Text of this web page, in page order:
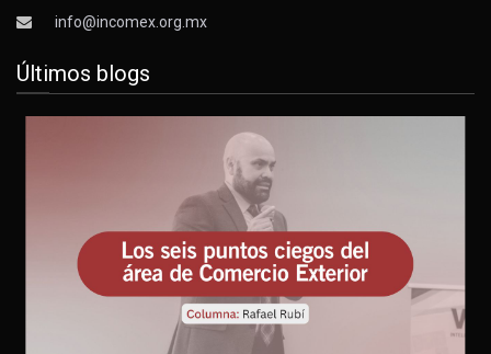
info@incomex.org.mx
Últimos blogs